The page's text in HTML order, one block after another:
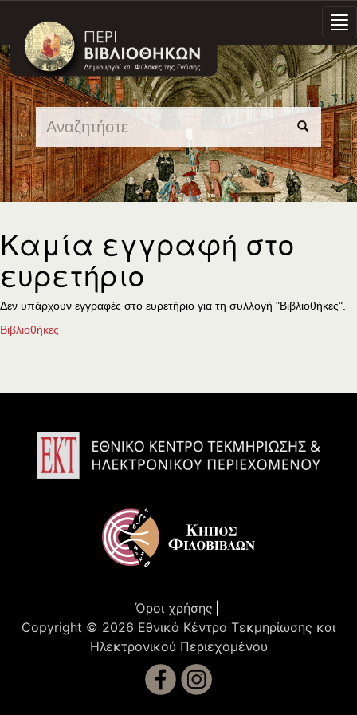
Skip
navigation
Καμία εγγραφή στο
ευρετήριο
Δεν υπάρχουν εγγραφές στο ευρετήριο για τη συλλογή "Βιβλιοθήκες".
Βιβλιοθήκες